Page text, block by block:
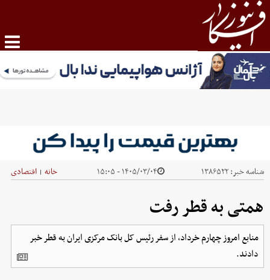
شناسه خبر:۱۳۸۶۵۲۲ ۱۴۰۵/۰۳/۰۴ - ۱۵:۰۵ خانه | اقتصادی
همتی به قطر رفت
منابع امروز چهارم خرداد، از سفر رئیس کل بانک مرکزی ایران به قطر خبر
دادند.